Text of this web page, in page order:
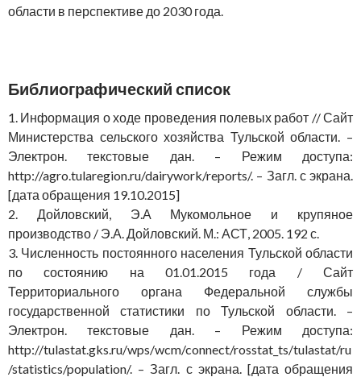
области в перспективе до 2030 года.
Библиографический список
1. Информация о ходе проведения полевых работ // Сайт
Министерства сельского хозяйства Тульской области. –
Электрон. текстовые дан. – Режим доступа:
http://agro.tularegion.ru/dairywork/reports/. – Загл. с экрана.
[дата обращения 19.10.2015]
2. Дойловский, Э.А Мукомольное и крупяное
производство / Э.А. Дойловский. М.: АСТ, 2005. 192 с.
3. Численность постоянного населения Тульской области
по состоянию на 01.01.2015 года / Сайт
Территориального органа Федеральной службы
государственной статистики по Тульской области. –
Электрон. текстовые дан. – Режим доступа:
http://tulastat.gks.ru/wps/wcm/connect/rosstat_ts/tulastat/ru
/statistics/population/. – Загл. с экрана. [дата обращения